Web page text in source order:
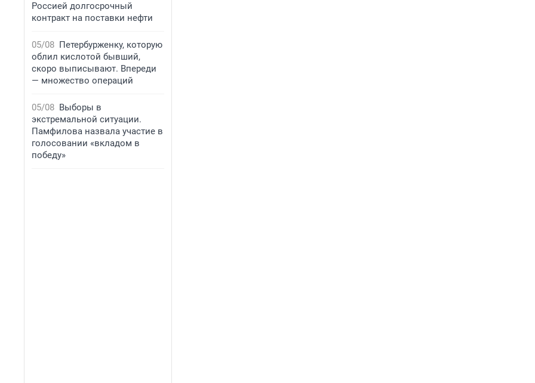
Россией долгосрочный
контракт на поставки нефти
05/08 Петербурженку, которую
облил кислотой бывший,
скоро выписывают. Впереди
— множество операций
05/08 Выборы в
экстремальной ситуации.
Памфилова назвала участие в
голосовании «вкладом в
победу»